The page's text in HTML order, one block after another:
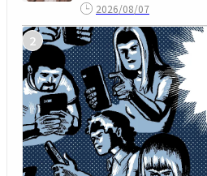
2026/08/07